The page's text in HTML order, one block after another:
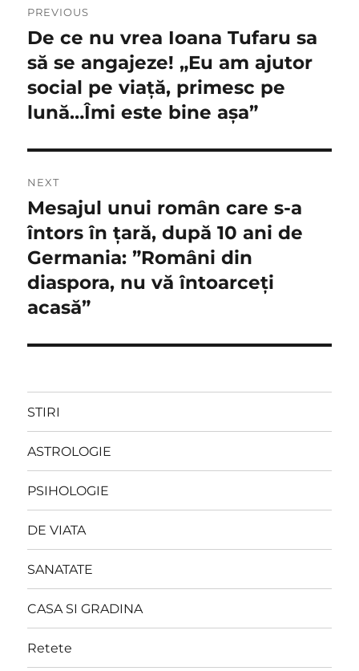
în
articole
PREVIOUS
Previous
post:
De ce nu vrea Ioana Tufaru sa
să se angajeze! „Eu am ajutor
social pe viață, primesc pe
lună…Îmi este bine așa”
NEXT
Next
post:
Mesajul unui român care s-a
întors în țară, după 10 ani de
Germania: ”Români din
diaspora, nu vă întoarceți
acasă”
STIRI
ASTROLOGIE
PSIHOLOGIE
DE VIATA
SANATATE
CASA SI GRADINA
Retete